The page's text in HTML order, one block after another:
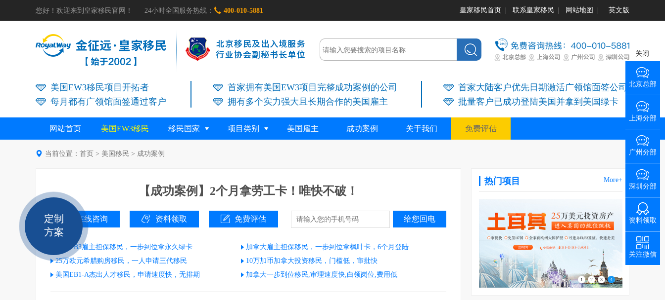
您好！欢迎来到皇家移民官网！ 24小时全国服务热线：  400-010-5881 皇家移民首页 联系皇家移民 网站地图 英文版
美国EW3移民项目开拓者
每月都有广领馆面签通过客户
首家拥有美国EW3项目完整成功案例的公司
拥有多个实力强大且长期合作的美国雇主
首家大陆客户优先日期激活广领馆面签公司
批量客户已成功登陆美国并拿到美国绿卡
网站首页 美国EW3移民 移民国家 项目类别 美国雇主 成功案例 关于我们 免费评估
 当前位置： 首页 > 美国移民 > 成功案例
【成功案例】2个月拿劳工卡！唯快不破！
在线咨询 资料领取 免费评估
美国EB3雇主担保移民，一步到位拿永久绿卡
加拿大雇主担保移民，一步到位拿枫叶卡，6个月登陆
25万欧元希腊购房移民，一人申请三代移民
10万加币加拿大投资移民，门槛低，审批快
美国EB1-A杰出人才移民，申请速度快，无排期
加拿大一步到位移民,审理速度快,白领岗位,费用低
热门项目 More+
1 2 3 4
关闭
北京总部
上海分部
广州分部
深圳分部
资料领取
关注微信
定制
方案